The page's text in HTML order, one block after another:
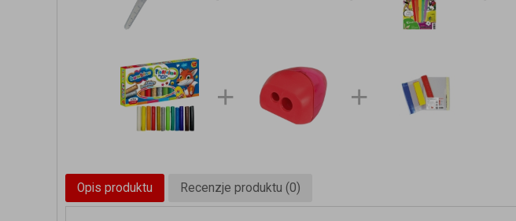
Opis produktu Recenzje produktu (0)